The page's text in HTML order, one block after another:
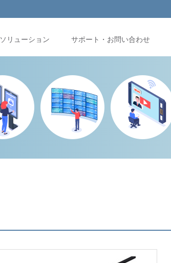
ソリューション サポート・お問い合わせ